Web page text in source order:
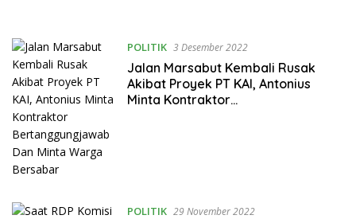
POLITIK 3 Desember 2022
Jalan Marsabut Kembali Rusak
Akibat Proyek PT KAI, Antonius
Minta Kontraktor
POLITIK 29 November 2022